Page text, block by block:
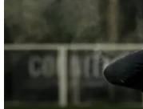
ЧЕ-2028
Букмекеры
Казино